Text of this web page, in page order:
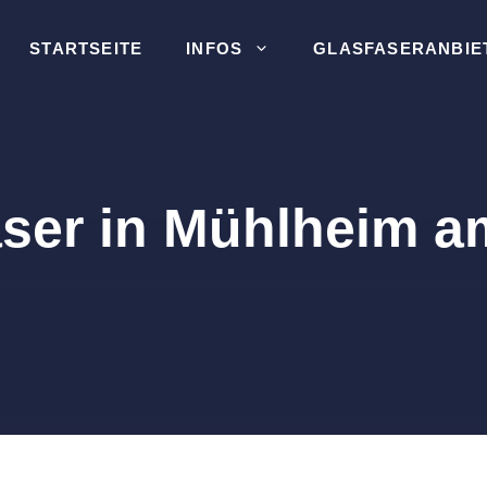
STARTSEITE INFOS
in Mühlheim